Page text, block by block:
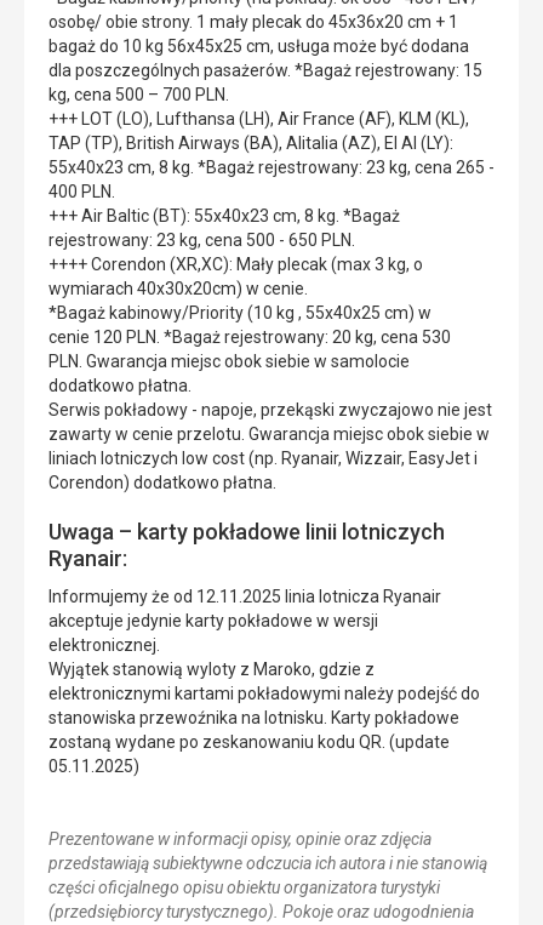
osobę/ obie strony. 1 mały plecak do 45x36x20 cm + 1
bagaż do 10 kg 56x45x25 cm, usługa może być dodana
dla poszczególnych pasażerów. *Bagaż rejestrowany: 15
kg, cena 500 – 700 PLN.
+++ LOT (LO), Lufthansa (LH), Air France (AF), KLM (KL),
TAP (TP), British Airways (BA), Alitalia (AZ), El Al (LY):
55x40x23 cm, 8 kg. *Bagaż rejestrowany: 23 kg, cena 265 -
400 PLN.
+++ Air Baltic (BT): 55x40x23 cm, 8 kg. *Bagaż
rejestrowany: 23 kg, cena 500 - 650 PLN.
++++ Corendon (XR,XC): Mały plecak (max 3 kg, o
wymiarach 40x30x20cm) w cenie.
*Bagaż kabinowy/Priority (10 kg , 55x40x25 cm) w
cenie 120 PLN. *Bagaż rejestrowany: 20 kg, cena 530
PLN. Gwarancja miejsc obok siebie w samolocie
dodatkowo płatna.
Serwis pokładowy - napoje, przekąski zwyczajowo nie jest
zawarty w cenie przelotu. Gwarancja miejsc obok siebie w
liniach lotniczych low cost (np. Ryanair, Wizzair, EasyJet i
Corendon) dodatkowo płatna.
Uwaga – karty pokładowe linii lotniczych
Ryanair:
Informujemy że od 12.11.2025 linia lotnicza Ryanair
akceptuje jedynie karty pokładowe w wersji
elektronicznej.
Wyjątek stanowią wyloty z Maroko, gdzie z
elektronicznymi kartami pokładowymi należy podejść do
stanowiska przewoźnika na lotnisku. Karty pokładowe
zostaną wydane po zeskanowaniu kodu QR. (update
05.11.2025)
Prezentowane w informacji opisy, opinie oraz zdjęcia
przedstawiają subiektywne odczucia ich autora i nie stanowią
części oficjalnego opisu obiektu organizatora turystyki
(przedsiębiorcy turystycznego). Pokoje oraz udogodnienia